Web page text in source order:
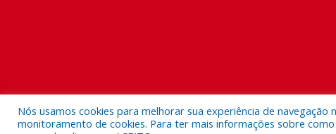
Nós usamos cookies para melhorar sua experiência de
monitoramento de cookies. Para ter mais informações sobre